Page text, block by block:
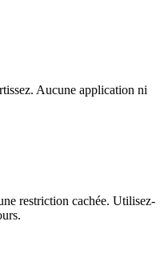
Aucune application ni
restriction cachée. Utilisez-